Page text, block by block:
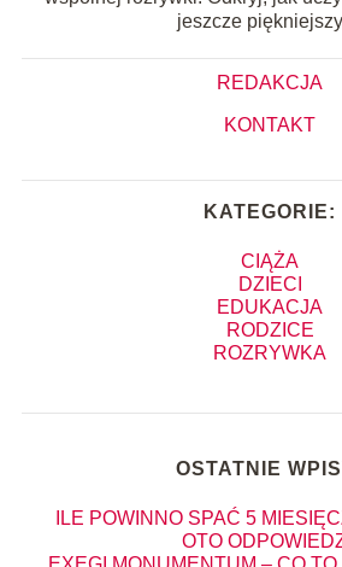
jeszcze
REDAKCJA
KONTAKT
KATEGORIE:
CIĄŻA
DZIECI
EDUKACJA
RODZICE
ROZRYWKA
OSTATNIE
ILE POWINNO SPAĆ 5
OTO